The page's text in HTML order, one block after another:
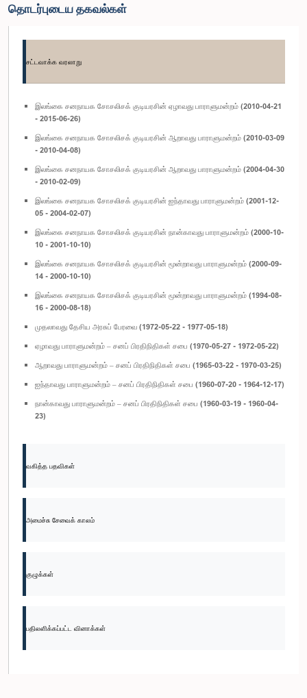
தொடர்புடைய தகவல்கள்
சட்டவாக்க வரலாறு
இலங்கை சனநாயக சோசலிசக் குடியரசின் ஏழாவது பாராளுமன்றம் (2010-04-21
- 2015-06-26)
இலங்கை சனநாயக சோசலிசக் குடியரசின் ஆறாவது பாராளுமன்றம் (2010-03-09
- 2010-04-08)
இலங்கை சனநாயக சோசலிசக் குடியரசின் ஆறாவது பாராளுமன்றம் (2004-04-30
- 2010-02-09)
இலங்கை சனநாயக சோசலிசக் குடியரசின் ஐந்தாவது பாராளுமன்றம் (2001-12-
05 - 2004-02-07)
இலங்கை சனநாயக சோசலிசக் குடியரசின் நான்காவது பாராளுமன்றம் (2000-10-
10 - 2001-10-10)
இலங்கை சனநாயக சோசலிசக் குடியரசின் மூன்றாவது பாராளுமன்றம் (2000-09-
14 - 2000-10-10)
இலங்கை சனநாயக சோசலிசக் குடியரசின் மூன்றாவது பாராளுமன்றம் (1994-08-
16 - 2000-08-18)
முதலாவது தேசிய அரசுப் பேரவை (1972-05-22 - 1977-05-18)
ஏழாவது பாராளுமன்றம் – சனப் பிரதிநிதிகள் சபை (1970-05-27 - 1972-05-22)
ஆறாவது பாராளுமன்றம் – சனப் பிரதிநிதிகள் சபை (1965-03-22 - 1970-03-25)
ஐந்தாவது பாராளுமன்றம் – சனப் பிரதிநிதிகள் சபை (1960-07-20 - 1964-12-17)
நான்காவது பாராளுமன்றம் – சனப் பிரதிநிதிகள் சபை (1960-03-19 - 1960-04-
23)
வகித்த பதவிகள்
அமைச்சு சேவைக் காலம்
குழுக்கள்
பதிலளிக்கப்பட்ட வினாக்கள்